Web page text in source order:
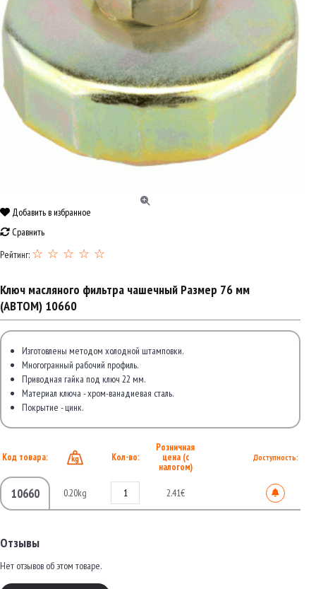
Добавить в избранное
Сравнить
Рейтинг: ☆ ☆ ☆ ☆ ☆
Ключ масляного фильтра чашечный Размер 76 мм
(АВТОМ) 10660
Изготовлены методом холодной штамповки.
Многогранный рабочий профиль.
Приводная гайка под ключ 22 мм.
Материал ключа - хром-ванадиевая сталь.
Покрытие - цинк.
Код товара: Кол-во:
Розничная
цена (с
налогом)
Доступность:
10660 0.20kg 2.41€
Отзывы
Нет отзывов об этом товаре.